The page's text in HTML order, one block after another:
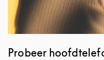
Probeer